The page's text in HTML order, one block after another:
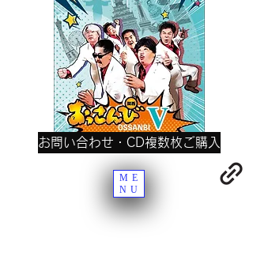
お問い合わせ・CD複数枚ご購入
ME
NU